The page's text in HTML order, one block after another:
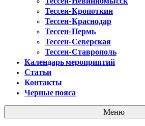
Тессен-Кропоткин
Тессен-Краснодар
Тессен-Пермь
Тессен-Северская
Тессен-Ставрополь
Календарь мероприятий
Статьи
Контакты
Черные пояса
Меню